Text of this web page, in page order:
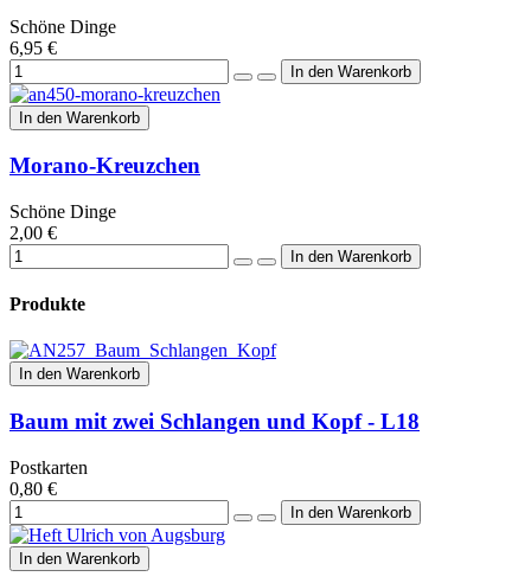
Schöne Dinge
6,95 €
In den Warenkorb
Morano-Kreuzchen
Schöne Dinge
2,00 €
Produkte
In den Warenkorb
Baum mit zwei Schlangen und Kopf - L18
Postkarten
0,80 €
In den Warenkorb